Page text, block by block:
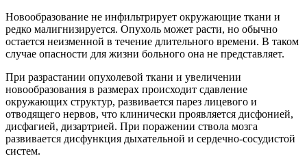
Новообразование не инфильтрирует окружающие ткани и
редко малигнизируется. Опухоль может расти, но обычно
остается неизменной в течение длительного времени. В таком
случае опасности для жизни больного она не представляет.
При разрастании опухолевой ткани и увеличении
новообразования в размерах происходит сдавление
окружающих структур, развивается парез лицевого и
отводящего нервов, что клинически проявляется дисфонией,
дисфагией, дизартрией. При поражении ствола мозга
развивается дисфункция дыхательной и сердечно-сосудистой
систем.